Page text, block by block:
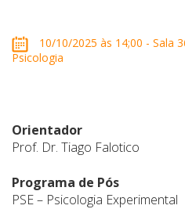
10/10/2025 às 14;00 - Sala
Psicologia
Orientador
Prof. Dr. Tiago Falotico
Programa de Pós
PSE – Psicologia Experimental